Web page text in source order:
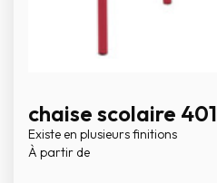
chaise scolaire 401
Existe en plusieurs finitions
À partir de